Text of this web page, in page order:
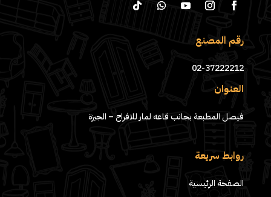
رقم المصنع
02-37222212
العنوان
فيصل المطبعة بجانب قاعه لمار للافراح – الجيزة
روابط سريعة
الصفحة الرئيسية